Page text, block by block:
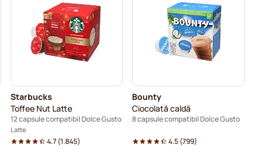
Starbucks
Toffee Nut Latte
12 capsule compatibil Dolce Gusto
Latte
4.7(1.845)
Bounty
Ciocolată caldă
8 capsule compatibil Dolce Gusto
4.5(799)